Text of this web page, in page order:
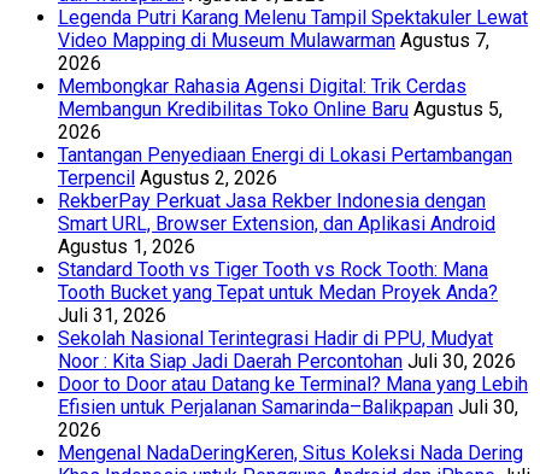
Legenda Putri Karang Melenu Tampil Spektakuler Lewat
Video Mapping di Museum Mulawarman Agustus 7,
2026
Membongkar Rahasia Agensi Digital: Trik Cerdas
Membangun Kredibilitas Toko Online Baru Agustus 5,
2026
Tantangan Penyediaan Energi di Lokasi Pertambangan
Terpencil Agustus 2, 2026
RekberPay Perkuat Jasa Rekber Indonesia dengan
Smart URL, Browser Extension, dan Aplikasi Android
Agustus 1, 2026
Standard Tooth vs Tiger Tooth vs Rock Tooth: Mana
Tooth Bucket yang Tepat untuk Medan Proyek Anda?
Juli 31, 2026
Sekolah Nasional Terintegrasi Hadir di PPU, Mudyat
Noor : Kita Siap Jadi Daerah Percontohan Juli 30, 2026
Door to Door atau Datang ke Terminal? Mana yang Lebih
Efisien untuk Perjalanan Samarinda–Balikpapan Juli 30,
2026
Mengenal NadaDeringKeren, Situs Koleksi Nada Dering